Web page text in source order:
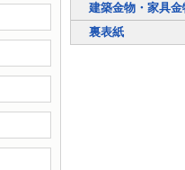
建築金物・家具
裏表紙